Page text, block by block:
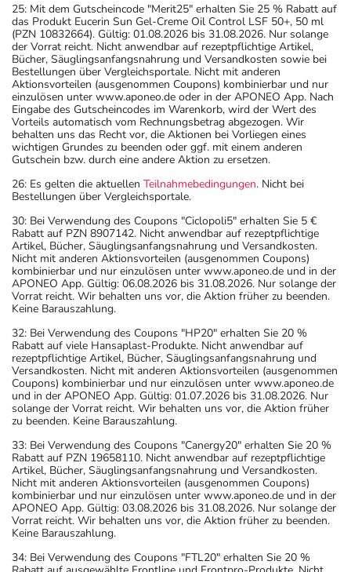
25: Mit dem Gutscheincode "Merit25" erhalten Sie 25 % Rabatt auf
das Produkt Eucerin Sun Gel-Creme Oil Control LSF 50+, 50 ml
(PZN 10832664). Gültig: 01.08.2026 bis 31.08.2026. Nur solange
der Vorrat reicht. Nicht anwendbar auf rezeptpflichtige Artikel,
Bücher, Säuglingsanfangsnahrung und Versandkosten sowie bei
Bestellungen über Vergleichsportale. Nicht mit anderen
Aktionsvorteilen (ausgenommen Coupons) kombinierbar und nur
einzulösen unter www.aponeo.de oder in der APONEO App. Nach
Eingabe des Gutscheincodes im Warenkorb, wird der Wert des
Vorteils automatisch vom Rechnungsbetrag abgezogen. Wir
behalten uns das Recht vor, die Aktionen bei Vorliegen eines
wichtigen Grundes zu beenden oder ggf. mit einem anderen
Gutschein bzw. durch eine andere Aktion zu ersetzen.
26: Es gelten die aktuellen Teilnahmebedingungen. Nicht bei
Bestellungen über Vergleichsportale.
30: Bei Verwendung des Coupons "Ciclopoli5" erhalten Sie 5 €
Rabatt auf PZN 8907142. Nicht anwendbar auf rezeptpflichtige
Artikel, Bücher, Säuglingsanfangsnahrung und Versandkosten.
Nicht mit anderen Aktionsvorteilen (ausgenommen Coupons)
kombinierbar und nur einzulösen unter www.aponeo.de und in der
APONEO App. Gültig: 06.08.2026 bis 31.08.2026. Nur solange der
Vorrat reicht. Wir behalten uns vor, die Aktion früher zu beenden.
Keine Barauszahlung.
32: Bei Verwendung des Coupons "HP20" erhalten Sie 20 %
Rabatt auf viele Hansaplast-Produkte. Nicht anwendbar auf
rezeptpflichtige Artikel, Bücher, Säuglingsanfangsnahrung und
Versandkosten. Nicht mit anderen Aktionsvorteilen (ausgenommen
Coupons) kombinierbar und nur einzulösen unter www.aponeo.de
und in der APONEO App. Gültig: 01.07.2026 bis 31.08.2026. Nur
solange der Vorrat reicht. Wir behalten uns vor, die Aktion früher
zu beenden. Keine Barauszahlung.
33: Bei Verwendung des Coupons "Canergy20" erhalten Sie 20 %
Rabatt auf PZN 19658110. Nicht anwendbar auf rezeptpflichtige
Artikel, Bücher, Säuglingsanfangsnahrung und Versandkosten.
Nicht mit anderen Aktionsvorteilen (ausgenommen Coupons)
kombinierbar und nur einzulösen unter www.aponeo.de und in der
APONEO App. Gültig: 03.08.2026 bis 31.08.2026. Nur solange der
Vorrat reicht. Wir behalten uns vor, die Aktion früher zu beenden.
Keine Barauszahlung.
34: Bei Verwendung des Coupons "FTL20" erhalten Sie 20 %